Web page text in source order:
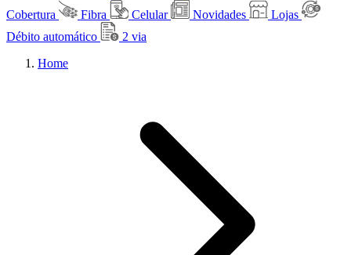
Cobertura
Fibra Celular Novidades
Lojas
Débito automático
2 via
Home